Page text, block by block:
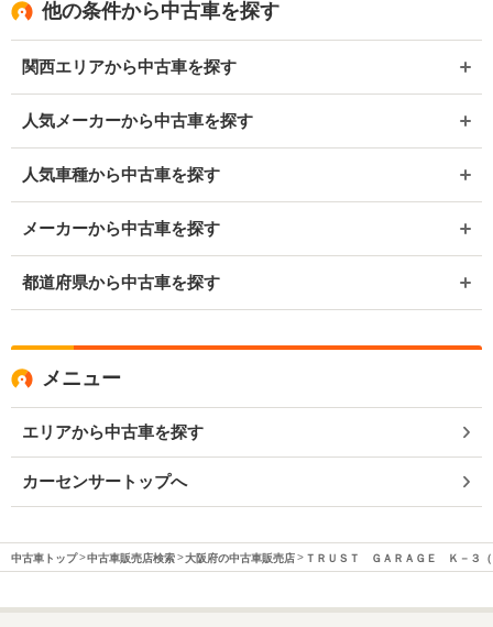
他の条件から中古車を探す
関西エリアから中古車を探す
人気メーカーから中古車を探す
人気車種から中古車を探す
メーカーから中古車を探す
都道府県から中古車を探す
メニュー
エリアから中古車を探す
カーセンサートップへ
中古車トップ 中古車販売店検索 大阪府の中古車販売店 ＴＲＵＳＴ ＧＡＲＡＧＥ Ｋ－３（